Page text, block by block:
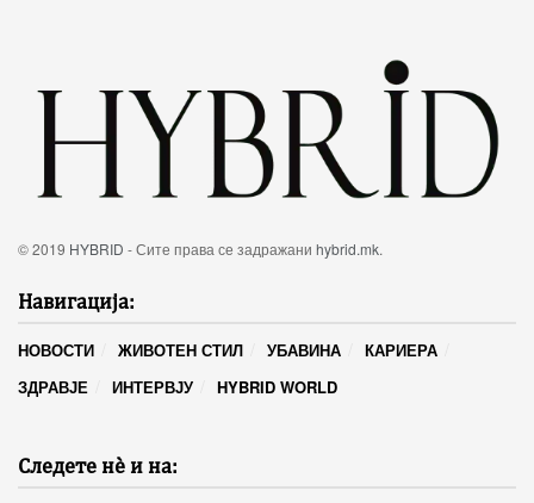
© 2019 HYBRID - Сите права се задражани hybrid.mk.
Навигација:
НОВОСТИ ЖИВОТЕН СТИЛ УБАВИНА
КАРИЕРА
ЗДРАВЈЕ
ИНТЕРВЈУ HYBRID WORLD
Следете нѐ и на: